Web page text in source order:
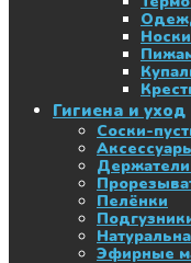
Гигиена и уход
Соски-
Пелёнки
Эфирные